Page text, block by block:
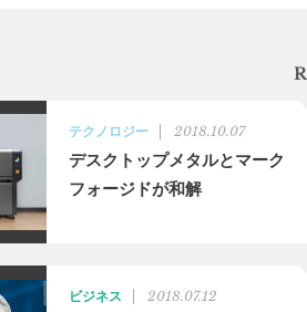
テクノロジー 2018.10.07
デスクトップメタルとマーク
フォージドが和解
ビジネス 2018.07.12